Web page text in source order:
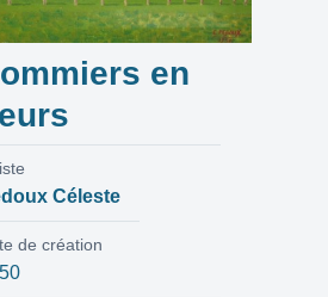
en
Céleste
de création